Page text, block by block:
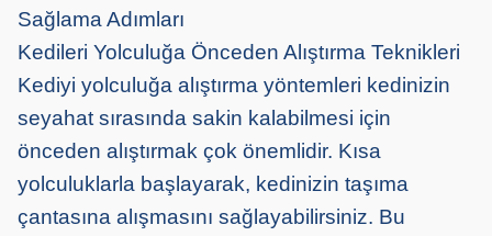
Sağlama Adımları
Kedileri Yolculuğa Önceden Alıştırma Teknikleri
Kediyi yolculuğa alıştırma yöntemleri kedinizin
seyahat sırasında sakin kalabilmesi için
önceden alıştırmak çok önemlidir. Kısa
yolculuklarla başlayarak, kedinizin taşıma
çantasına alışmasını sağlayabilirsiniz. Bu